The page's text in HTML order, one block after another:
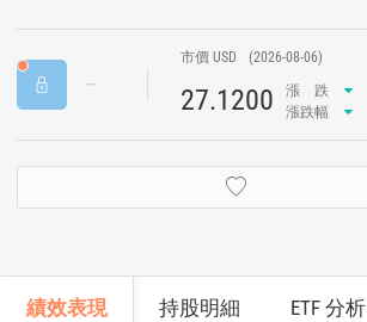
市價 USD (2026-08-06)
27.1200 漲 跌
漲跌幅
績效表現 持股明細 ETF 分析